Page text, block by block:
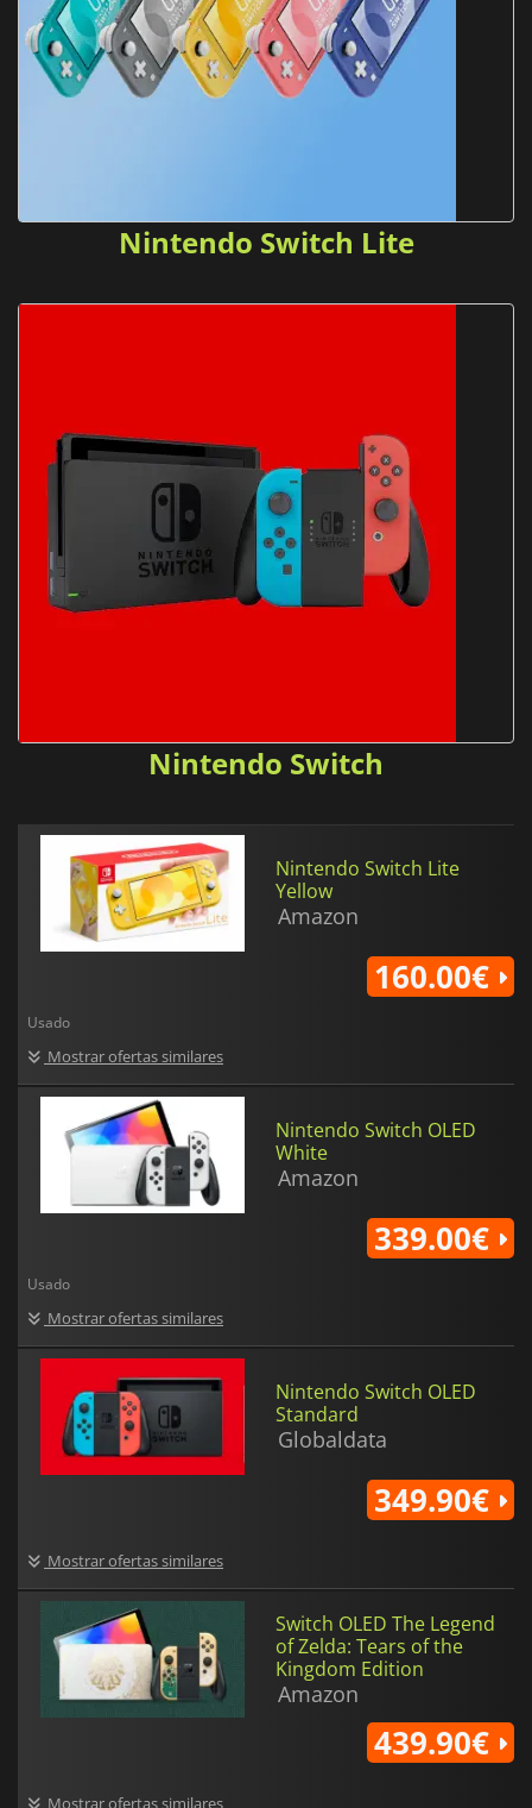
Nintendo Switch Lite
Nintendo Switch
Nintendo Switch Lite
Yellow
Amazon
Usado
Mostrar ofertas similares
160.00€
Nintendo Switch OLED
White
Amazon
Usado
Mostrar ofertas similares
339.00€
Nintendo Switch OLED
Standard
Globaldata
Mostrar ofertas similares
349.90€
Switch OLED The Legend
of Zelda: Tears of the
Kingdom Edition
Amazon
Mostrar ofertas similares
439.90€